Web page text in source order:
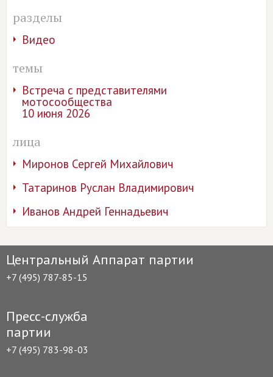
разделы
Видео
темы
Встреча с представителями
мотосообщества
10 июня 2026
лица
Миронов Сергей Михайлович
Татаринов Руслан Владимирович
Иванов Андрей Геннадьевич
Центральный Аппарат партии
+7 (495) 787-85-15
Пресс-служба
партии
+7 (495) 783-98-03